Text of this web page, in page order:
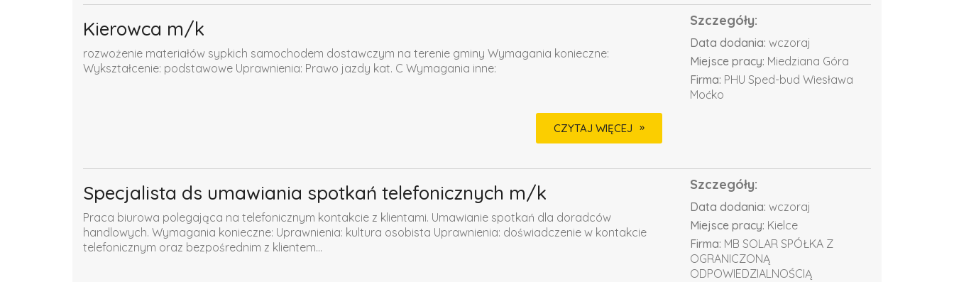
Kierowca m/k
rozwożenie materiałów sypkich samochodem dostawczym na terenie gminy Wymagania konieczne:
Wykształcenie: podstawowe Uprawnienia: Prawo jazdy kat. C Wymagania inne:
Szczegóły:
Data dodania: wczoraj
Miejsce pracy: Miedziana Góra
Firma: PHU Sped-bud Wiesława
Moćko
CZYTAJ WIĘCEJ
Specjalista ds umawiania spotkań telefonicznych m/k
Praca biurowa polegająca na telefonicznym kontakcie z klientami. Umawianie spotkań dla doradców
handlowych. Wymagania konieczne: Uprawnienia: kultura osobista Uprawnienia: doświadczenie w kontakcie
telefonicznym oraz bezpośrednim z klientem...
Szczegóły:
Data dodania: wczoraj
Miejsce pracy: Kielce
Firma: MB SOLAR SPÓŁKA Z
OGRANICZONĄ
ODPOWIEDZIALNOŚCIĄ